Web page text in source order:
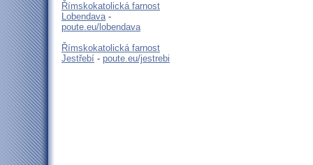
Římskokatolická farnost
Lobendava-
poute.eu/lobendava
Římskokatolická farnost
Jestřebí - poute.eu/jestrebi